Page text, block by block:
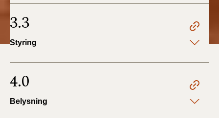
3.3
Styring
4.0
Belysning